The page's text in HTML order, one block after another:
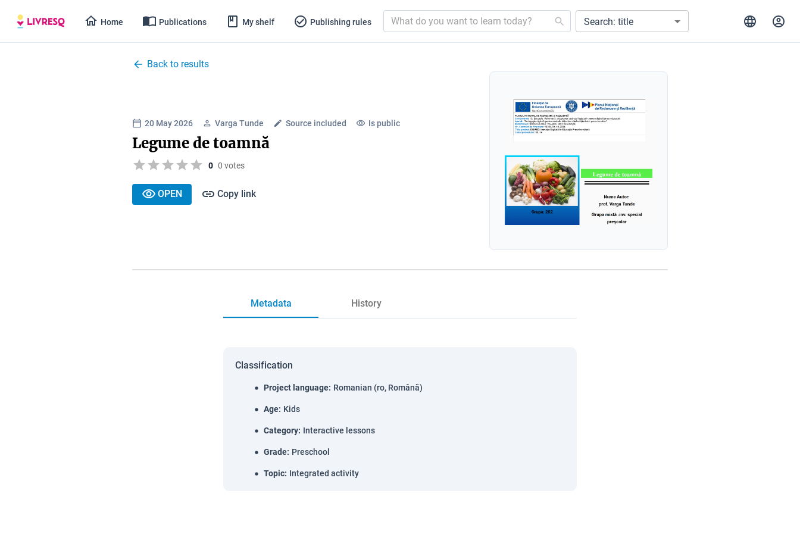
Home Publications My shelf Publishing rules Search: title
Back to results
20 May 2026 Varga Tunde Source included Is public
Legume de toamnă
0 0 votes
OPEN Copy link
Metadata History
Classification
Project language: Romanian (ro, Română)
Age: Kids
Category: Interactive lessons
Grade: Preschool
Topic: Integrated activity